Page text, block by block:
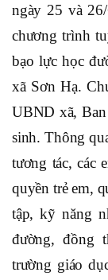
ngày 25 và
chương trình
bạo lực học
xã Sơn Hạ.
UBND xã,
sinh. Thông
tương tác, các
quyền trẻ em,
tập, kỹ năng
đường, đồng
trường giáo